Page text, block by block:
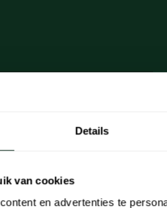
Details
van cookies
en advertenties te